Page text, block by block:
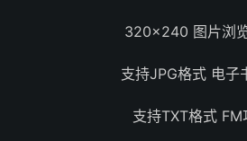
320×240 图片浏
支持JPG格式 电子
支持TXT格式 FM